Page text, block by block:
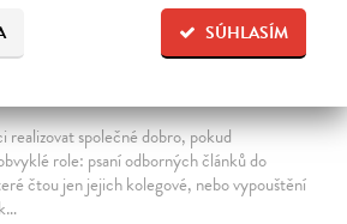
SÚHLASÍM
realizovat společné dobro, pokud
role: psaní odborných článků do
čtou jen jejich kolegové, nebo vypouštění